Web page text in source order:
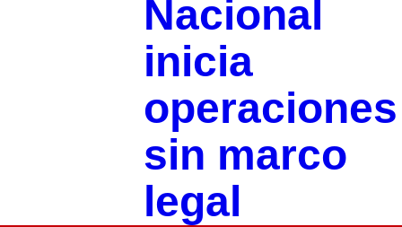
Nacional
inicia
operaciones
sin marco
legal